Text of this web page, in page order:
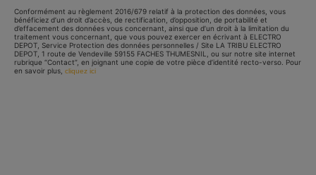
Conformément au règlement 2016/679 relatif à la protection des données, vous
bénéficiez d’un droit d’accès, de rectification, d’opposition, de portabilité et
d’effacement des données vous concernant, ainsi que d’un droit à la limitation du
traitement vous concernant, que vous pouvez exercer en écrivant à ELECTRO
DEPOT, Service Protection des données personnelles / Site LA TRIBU ELECTRO
DEPOT, 1 route de Vendeville 59155 FACHES THUMESNIL, ou sur notre site internet
rubrique “Contact”, en joignant une copie de votre pièce d’identité recto-verso. Pour
en savoir plus, cliquez ici